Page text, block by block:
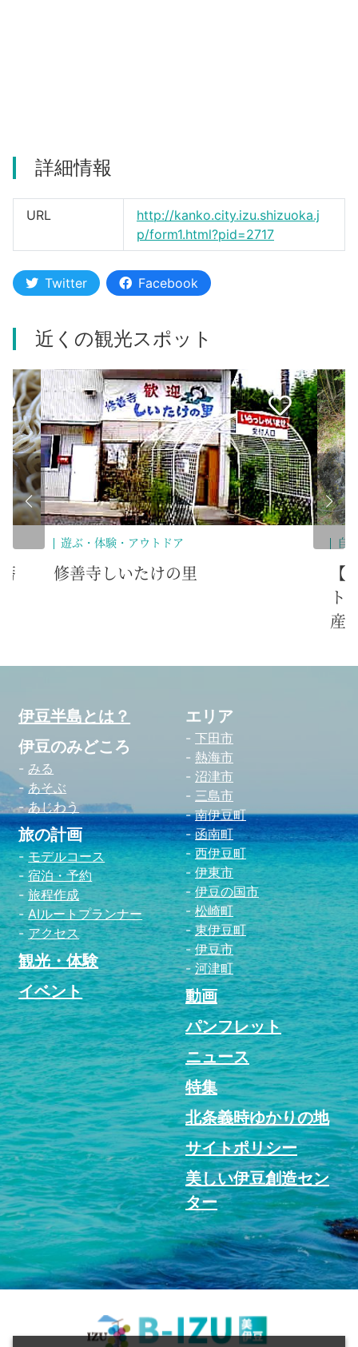
詳細情報
URL
http://kanko.city.izu.shizuoka.j
p/form1.html?pid=2717
Twitter Facebook
近くの観光スポット
遊ぶ・体験・アウトドア
修善寺しいたけの里
自
【
ト
産
伊豆半島とは？
伊豆のみどころ
みる
あそぶ
あじわう
旅の計画
モデルコース
宿泊・予約
旅程作成
AIルートプランナー
アクセス
観光・体験
イベント
エリア
下田市
熱海市
沼津市
三島市
南伊豆町
函南町
西伊豆町
伊東市
伊豆の国市
松崎町
東伊豆町
伊豆市
河津町
動画
パンフレット
ニュース
特集
北条義時ゆかりの地
サイトポリシー
美しい伊豆創造セン
ター